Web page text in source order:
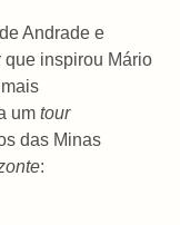
Andrade e
que inspirou Mário
umtour
das Minas
: